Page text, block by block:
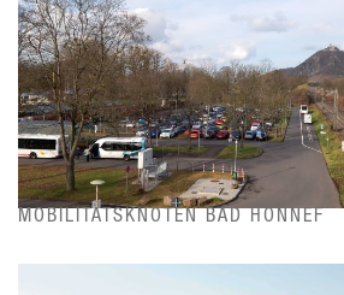
MOBILITÄTSKNOTEN BAD HONNEF